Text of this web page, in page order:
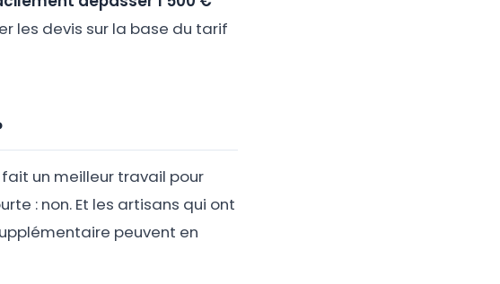
les devis sur la base du tarif
un meilleur travail pour
: non. Et les artisans qui ont
peuvent en